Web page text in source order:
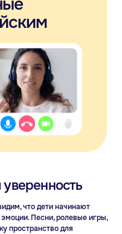
уверенность
что дети начинают
Песни, ролевые игры,
пространство для